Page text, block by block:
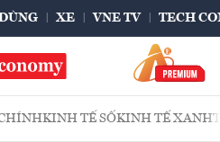
XE VNE TV TECH
KINH TẾ SỐKINH TẾ XANH